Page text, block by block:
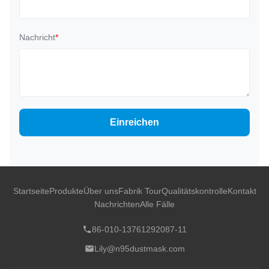
Nachricht*
Einreichen
StartseiteProdukteÜber unsFabrik TourQualitätskontrolleKontakt
NachrichtenAlle Fälle
86-010-13761292087-11
Lily@n95dustmask.com